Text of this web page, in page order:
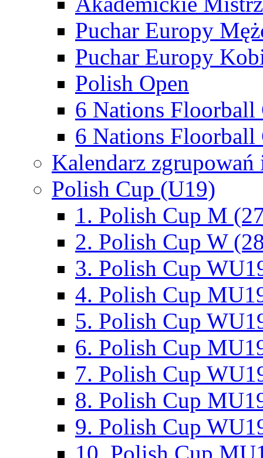
Puchar Europy
Puchar Europy
Polish Open
6 Nations Floorball
6 Nations Floorball
Kalendarz
Polish Cup (U19)
1. Polish Cup M
2. Polish Cup W
3. Polish Cup
4. Polish Cup
5. Polish Cup
6. Polish Cup
7. Polish Cup
8. Polish Cup
9. Polish Cup
10. Polish Cup